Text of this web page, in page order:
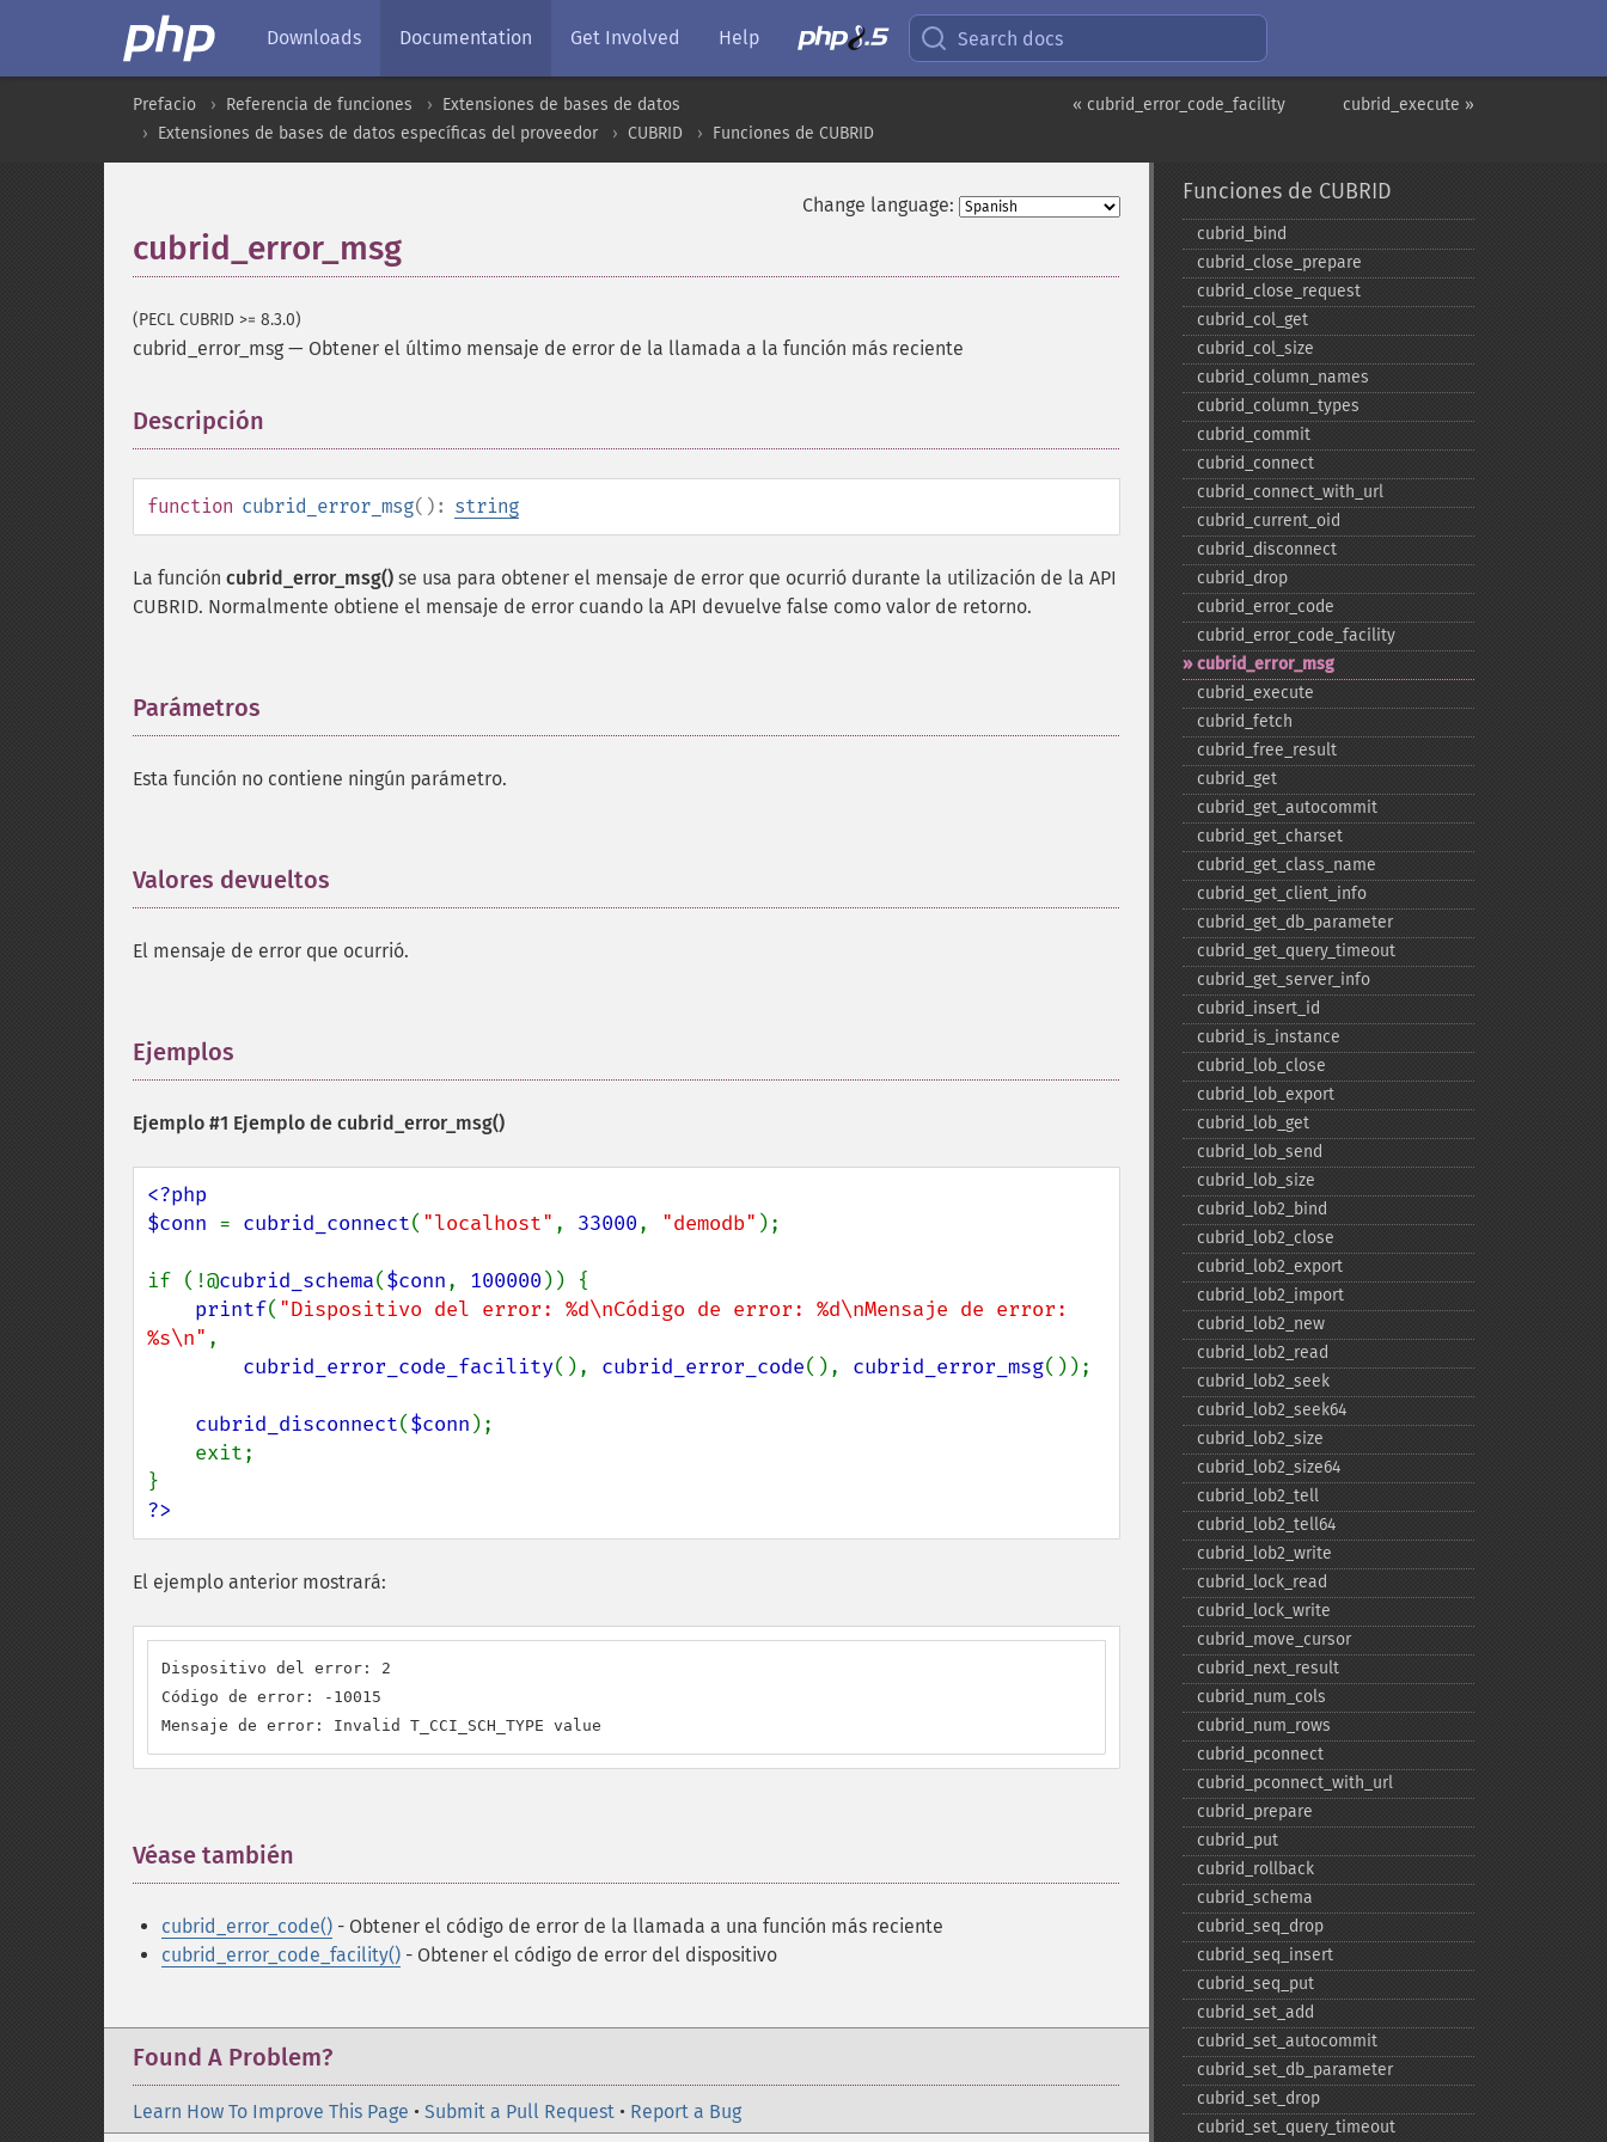
Downloads Documentation Get Involved Help Search docs
cubrid_execute »
« cubrid_error_code_facility
Prefacio Referencia de funciones
Extensiones de bases de datos
Extensiones de bases de datos específicas del proveedor
CUBRID Funciones de CUBRID
Change language:
cubrid_error_msg
(PECL CUBRID >= 8.3.0)
cubrid_error_msg — Obtener el último mensaje de error de la llamada a la función más reciente
Descripción
function cubrid_error_msg(): string
La función cubrid_error_msg() se usa para obtener el mensaje de error que ocurrió durante la utilización de la API
CUBRID. Normalmente obtiene el mensaje de error cuando la API devuelve false como valor de retorno.
Parámetros
Esta función no contiene ningún parámetro.
Valores devueltos
El mensaje de error que ocurrió.
Ejemplos
Ejemplo #1 Ejemplo de cubrid_error_msg()
<?php
$conn = cubrid_connect( "localhost" , 33000, "demodb" );
if (!@cubrid_schema($conn, 100000 )) {
printf( "Dispositivo del error: %d\nCódigo de error: %d\nMensaje de error:
%s\n" ,
cubrid_error_code_facility(), cubrid_error_code(), cubrid_error_msg());
cubrid_disconnect($conn );
?>
El ejemplo anterior mostrará:
Dispositivo del error: 2
Código de error: -10015
Mensaje de error: Invalid T_CCI_SCH_TYPE value
Véase también
cubrid_error_code() - Obtener el código de error de la llamada a una función más reciente
cubrid_error_code_facility() - Obtener el código de error del dispositivo
Found A Problem?
Learn How To Improve This Page • Submit a Pull Request • Report a Bug
Funciones de CUBRID
cubrid_​bind
cubrid_​close_​prepare
cubrid_​close_​request
cubrid_​col_​get
cubrid_​col_​size
cubrid_​column_​names
cubrid_​column_​types
cubrid_​commit
cubrid_​connect
cubrid_​connect_​with_​url
cubrid_​current_​oid
cubrid_​disconnect
cubrid_​drop
cubrid_​error_​code
cubrid_​error_​code_​facility
cubrid_​error_​msg
cubrid_​execute
cubrid_​fetch
cubrid_​free_​result
cubrid_​get
cubrid_​get_​autocommit
cubrid_​get_​charset
cubrid_​get_​class_​name
cubrid_​get_​client_​info
cubrid_​get_​db_​parameter
cubrid_​get_​query_​timeout
cubrid_​get_​server_​info
cubrid_​insert_​id
cubrid_​is_​instance
cubrid_​lob_​close
cubrid_​lob_​export
cubrid_​lob_​get
cubrid_​lob_​send
cubrid_​lob_​size
cubrid_​lob2_​bind
cubrid_​lob2_​close
cubrid_​lob2_​export
cubrid_​lob2_​import
cubrid_​lob2_​new
cubrid_​lob2_​read
cubrid_​lob2_​seek
cubrid_​lob2_​seek64
cubrid_​lob2_​size
cubrid_​lob2_​size64
cubrid_​lob2_​tell
cubrid_​lob2_​tell64
cubrid_​lob2_​write
cubrid_​lock_​read
cubrid_​lock_​write
cubrid_​move_​cursor
cubrid_​next_​result
cubrid_​num_​cols
cubrid_​num_​rows
cubrid_​pconnect
cubrid_​pconnect_​with_​url
cubrid_​prepare
cubrid_​put
cubrid_​rollback
cubrid_​schema
cubrid_​seq_​drop
cubrid_​seq_​insert
cubrid_​seq_​put
cubrid_​set_​add
cubrid_​set_​autocommit
cubrid_​set_​db_​parameter
cubrid_​set_​drop
cubrid_​set_​query_​timeout